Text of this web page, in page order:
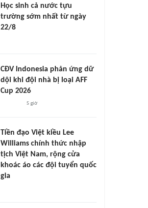
Học sinh cả nước tựu
trường sớm nhất từ ngày
22/8
CĐV Indonesia phản ứng dữ
dội khi đội nhà bị loại AFF
Cup 2026
5 giờ
Tiền đạo Việt kiều Lee
Williams chính thức nhập
tịch Việt Nam, rộng cửa
khoác áo các đội tuyển quốc
gia